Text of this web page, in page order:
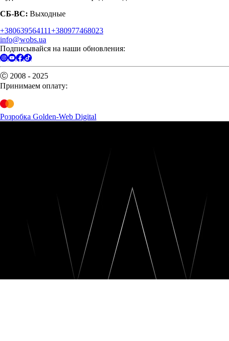
СБ-ВС: Выходные
+380639564111+380977468023
info@wobs.ua
Подписывайся на наши обновления:
Ⓒ 2008 - 2025
Принимаем оплату:
Розробка Golden-Web Digital